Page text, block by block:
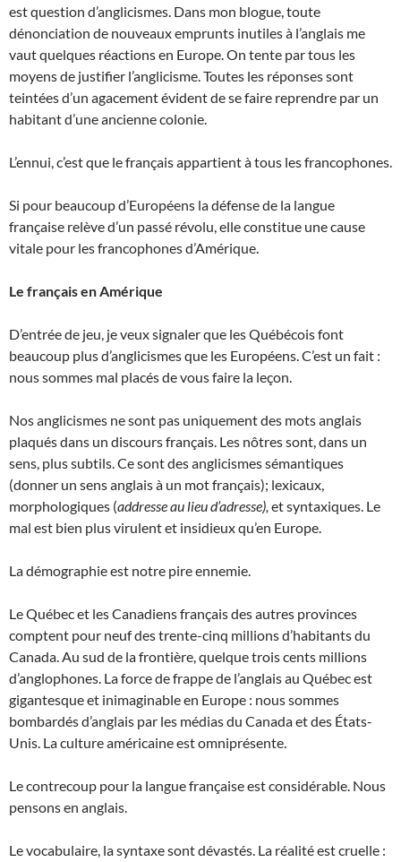
est question d’anglicismes. Dans mon blogue, toute
dénonciation de nouveaux emprunts inutiles à l’anglais me
vaut quelques réactions en Europe. On tente par tous les
moyens de justifier l’anglicisme. Toutes les réponses sont
teintées d’un agacement évident de se faire reprendre par un
habitant d’une ancienne colonie.
L’ennui, c’est que le français appartient à tous les francophones.
Si pour beaucoup d’Européens la défense de la langue
française relève d’un passé révolu, elle constitue une cause
vitale pour les francophones d’Amérique.
Le français en Amérique
D’entrée de jeu, je veux signaler que les Québécois font
beaucoup plus d’anglicismes que les Européens. C’est un fait :
nous sommes mal placés de vous faire la leçon.
Nos anglicismes ne sont pas uniquement des mots anglais
plaqués dans un discours français. Les nôtres sont, dans un
sens, plus subtils. Ce sont des anglicismes sémantiques
(donner un sens anglais à un mot français); lexicaux,
morphologiques (addresse au lieu d’adresse), et syntaxiques. Le
mal est bien plus virulent et insidieux qu’en Europe.
La démographie est notre pire ennemie.
Le Québec et les Canadiens français des autres provinces
comptent pour neuf des trente-cinq millions d’habitants du
Canada. Au sud de la frontière, quelque trois cents millions
d’anglophones. La force de frappe de l’anglais au Québec est
gigantesque et inimaginable en Europe : nous sommes
bombardés d’anglais par les médias du Canada et des États-
Unis. La culture américaine est omniprésente.
Le contrecoup pour la langue française est considérable. Nous
pensons en anglais.
Le vocabulaire, la syntaxe sont dévastés. La réalité est cruelle :